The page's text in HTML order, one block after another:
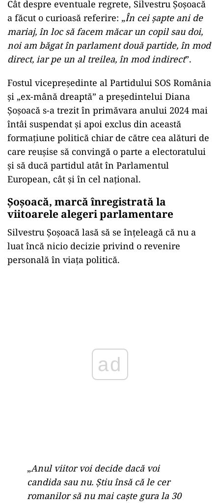
Cât despre eventuale regrete, Silvestru Șoșoacă
a făcut o curioasă referire: „În cei șapte ani de
mariaj, în loc să facem măcar un copil sau doi,
noi am băgat în parlament două partide, în mod
direct, iar pe un al treilea, în mod indirect”.
Fostul vicepreședinte al Partidului SOS România
și „ex-mână dreaptă” a președintelui Diana
Șoșoacă s-a trezit în primăvara anului 2024 mai
întâi suspendat și apoi exclus din această
formațiune politică chiar de către cea alături de
care reușise să convingă o parte a electoratului
și să ducă partidul atât în Parlamentul
European, cât și în cel național.
Șoșoacă, marcă înregistrată la
viitoarele alegeri parlamentare
Silvestru Șoșoacă lasă să se înțeleagă că nu a
luat încă nicio decizie privind o revenire
personală în viața politică.
ad
„Anul viitor voi decide dacă voi
candida sau nu. Știu însă că le cer
romanilor să nu mai caște gura la 30